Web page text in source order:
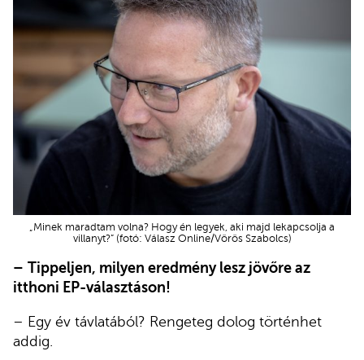
„Minek maradtam volna? Hogy én legyek, aki majd lekapcsolja a
villanyt?” (fotó: Válasz Online/Vörös Szabolcs)
– Tippeljen, milyen eredmény lesz jövőre az
itthoni EP-választáson!
– Egy év távlatából? Rengeteg dolog történhet
addig.